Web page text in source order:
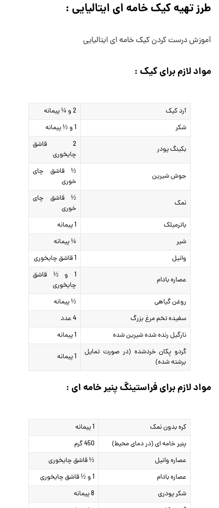
طرز تهیه کیک خامه ای ایتالیایی :
آموزش درست کردن کیک خامه ای ایتالیایی
مواد لازم برای کیک :
آرد کیک
2 و ¼ پیمانه
شکر
1 و ½ پیمانه
بکینگ پودر
2 قاشق
چایخوری
جوش شیرین
½ قاشق چای
خوری
نمک
½ قاشق چای
خوری
باترمیلک
1 پیمانه
شیر
¼ پیمانه
وانیل
1 قاشق چایخوری
عصاره بادام
1 و ½ قاشق
چایخوری
روغن گیاهی
½ پیمانه
سفیده تخم مرغ بزرگ
4 عدد
نارگیل رنده شده شیرین شده
1 پیمانه
گردو پِکان خردشده (در صورت تمایل
برشته شده)
1 پیمانه
مواد لازم برای فراستینگ پنیر خامه ای :
کره بدون نمک
1 پیمانه
پنیر خامه ای (در دمای محیط)
450 گرم
عصاره وانیل
½ قاشق چایخوری
عصاره بادام
1 و ½ قاشق چایخوری
شکر پودری
8 پیمانه